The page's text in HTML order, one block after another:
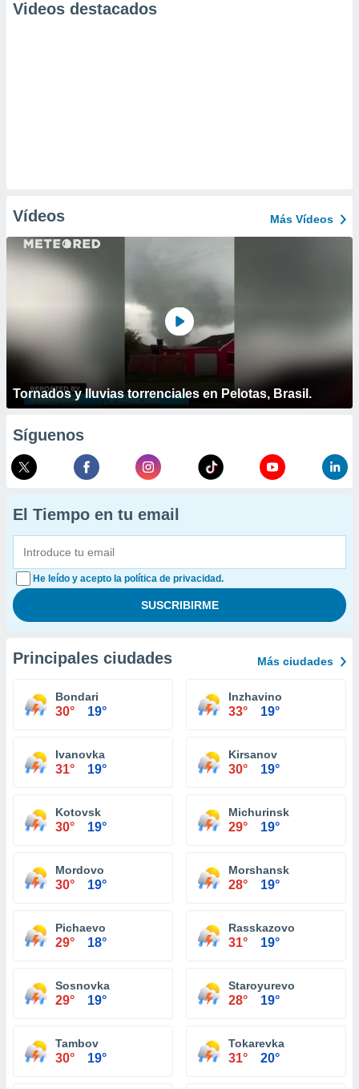
Videos destacados
Vídeos Más Vídeos
Tornados y lluvias torrenciales en Pelotas, Brasil.
Síguenos
El Tiempo en tu email
He leído y acepto la política de privacidad.
Principales ciudades Más ciudades
Bondari
30° 19°
Inzhavino
33° 19°
Ivanovka
31° 19°
Kirsanov
30° 19°
Kotovsk
30° 19°
Michurinsk
29° 19°
Mordovo
30° 19°
Morshansk
28° 19°
Pichaevo
29° 18°
Rasskazovo
31° 19°
Sosnovka
29° 19°
Staroyurevo
28° 19°
Tambov
30° 19°
Tokarevka
31° 20°